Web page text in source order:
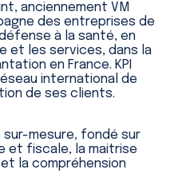
anciennement VM
des entreprises de
à la santé, en
et les services, dans la
en France. KPI
international de
de ses clients.
sur-mesure, fondé sur
et fiscale, la maitrise
la compréhension